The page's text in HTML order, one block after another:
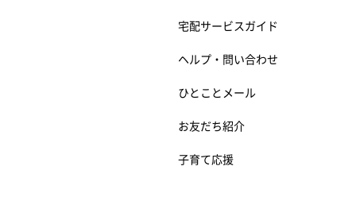
宅配サービスガイド
ヘルプ・問い合わせ
ひとことメール
お友だち紹介
子育て応援